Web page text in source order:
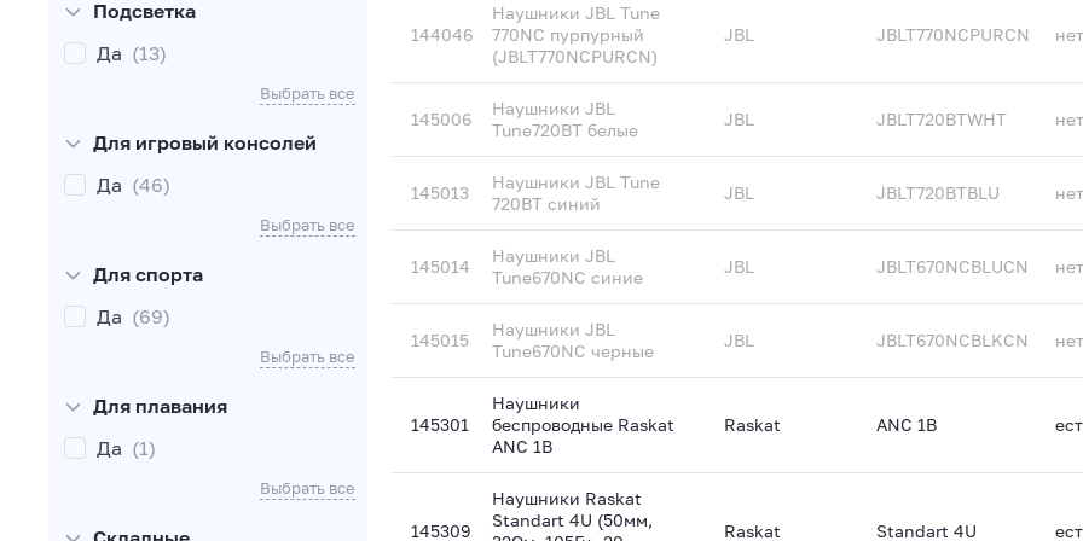
Подсветка
Да (13)
Выбрать все
Для игровый консолей
Да (46)
Выбрать все
Для спорта
Да (69)
Выбрать все
Для плавания
Да (1)
Выбрать все
144046
Наушники JBL Tune
770NC пурпурный
(JBLT770NCPURCN)
JBL JBLT770NCPURCN нет
145006
Наушники JBL
Tune720BT белые
JBL JBLT720BTWHT нет
145013
Наушники JBL Tune
720BT синий
JBL JBLT720BTBLU нет
145014
Наушники JBL
Tune670NC синие
JBL JBLT670NCBLUCN нет
145015
Наушники JBL
Tune670NC черные
JBL JBLT670NCBLKCN нет
145301
Наушники
беспроводные Raskat
ANC 1B
Raskat ANC 1B
145309
Наушники Raskat
Standart 4U (50мм,
Raskat Standart 4U